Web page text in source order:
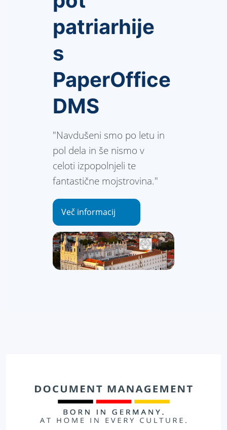
patriarhije
s
PaperOffice
DMS
"Navdušeni smo po letu in
pol dela in še nismo v
celoti izpopolnjeli te
fantastične mojstrovina."
Več informacij